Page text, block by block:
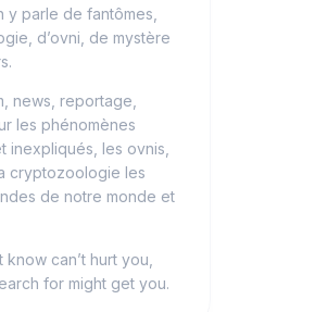
y parle de fantômes,
d’ovni, de mystère
news, reportage,
les phénomènes
inexpliqués, les ovnis,
cryptozoologie les
de notre monde et
know can’t hurt you,
for might get you.